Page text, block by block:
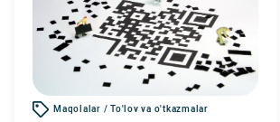
Maqolalar / To'lov va o'tkazmalar